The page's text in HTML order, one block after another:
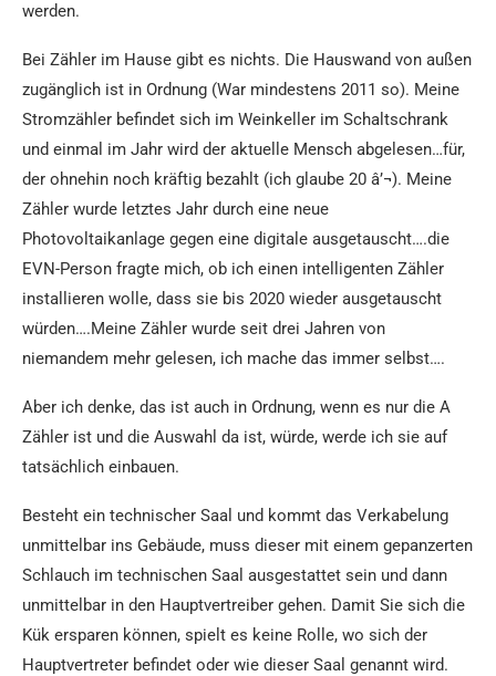
werden.
Bei Zähler im Hause gibt es nichts. Die Hauswand von außen
zugänglich ist in Ordnung (War mindestens 2011 so). Meine
Stromzähler befindet sich im Weinkeller im Schaltschrank
und einmal im Jahr wird der aktuelle Mensch abgelesen…für,
der ohnehin noch kräftig bezahlt (ich glaube 20 â’¬). Meine
Zähler wurde letztes Jahr durch eine neue
Photovoltaikanlage gegen eine digitale ausgetauscht….die
EVN-Person fragte mich, ob ich einen intelligenten Zähler
installieren wolle, dass sie bis 2020 wieder ausgetauscht
würden….Meine Zähler wurde seit drei Jahren von
niemandem mehr gelesen, ich mache das immer selbst….
Aber ich denke, das ist auch in Ordnung, wenn es nur die A
Zähler ist und die Auswahl da ist, würde, werde ich sie auf
tatsächlich einbauen.
Besteht ein technischer Saal und kommt das Verkabelung
unmittelbar ins Gebäude, muss dieser mit einem gepanzerten
Schlauch im technischen Saal ausgestattet sein und dann
unmittelbar in den Hauptvertreiber gehen. Damit Sie sich die
Kük ersparen können, spielt es keine Rolle, wo sich der
Hauptvertreter befindet oder wie dieser Saal genannt wird.